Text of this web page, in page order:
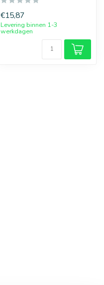
€15,87
Levering binnen 1-3
werkdagen